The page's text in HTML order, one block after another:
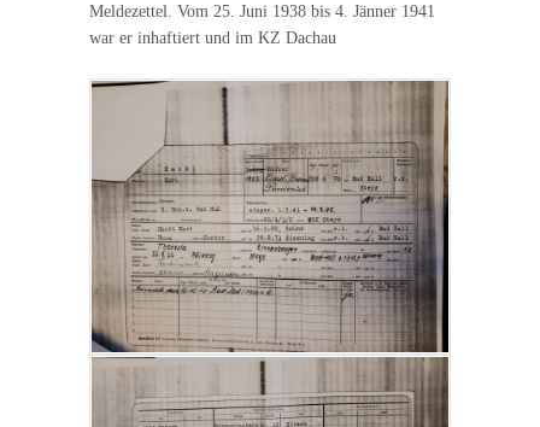
Meldezettel. Vom 25. Juni 1938 bis 4. Jänner 1941
war er inhaftiert und im KZ Dachau